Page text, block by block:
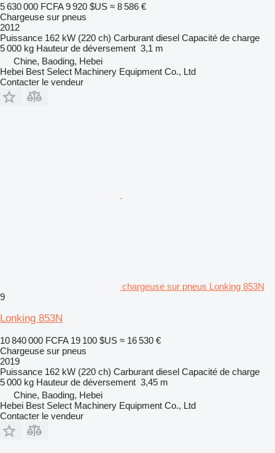
5 630 000 FCFA 9 920 $US ≈ 8 586 €
Chargeuse sur pneus
2012
Puissance 162 kW (220 ch) Carburant diesel Capacité de charge
5 000 kg Hauteur de déversement 3,1 m
Chine, Baoding, Hebei
Hebei Best Select Machinery Equipment Co., Ltd
Contacter le vendeur
chargeuse sur pneus Lonking 853N
9
Lonking 853N
10 840 000 FCFA 19 100 $US ≈ 16 530 €
Chargeuse sur pneus
2019
Puissance 162 kW (220 ch) Carburant diesel Capacité de charge
5 000 kg Hauteur de déversement 3,45 m
Chine, Baoding, Hebei
Hebei Best Select Machinery Equipment Co., Ltd
Contacter le vendeur